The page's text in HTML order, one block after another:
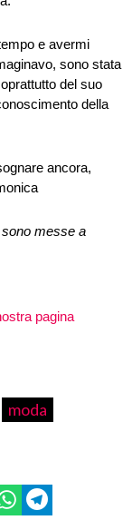
e avermi
sono stata
del suo
della
ancora,
sono messe a
pagina
moda